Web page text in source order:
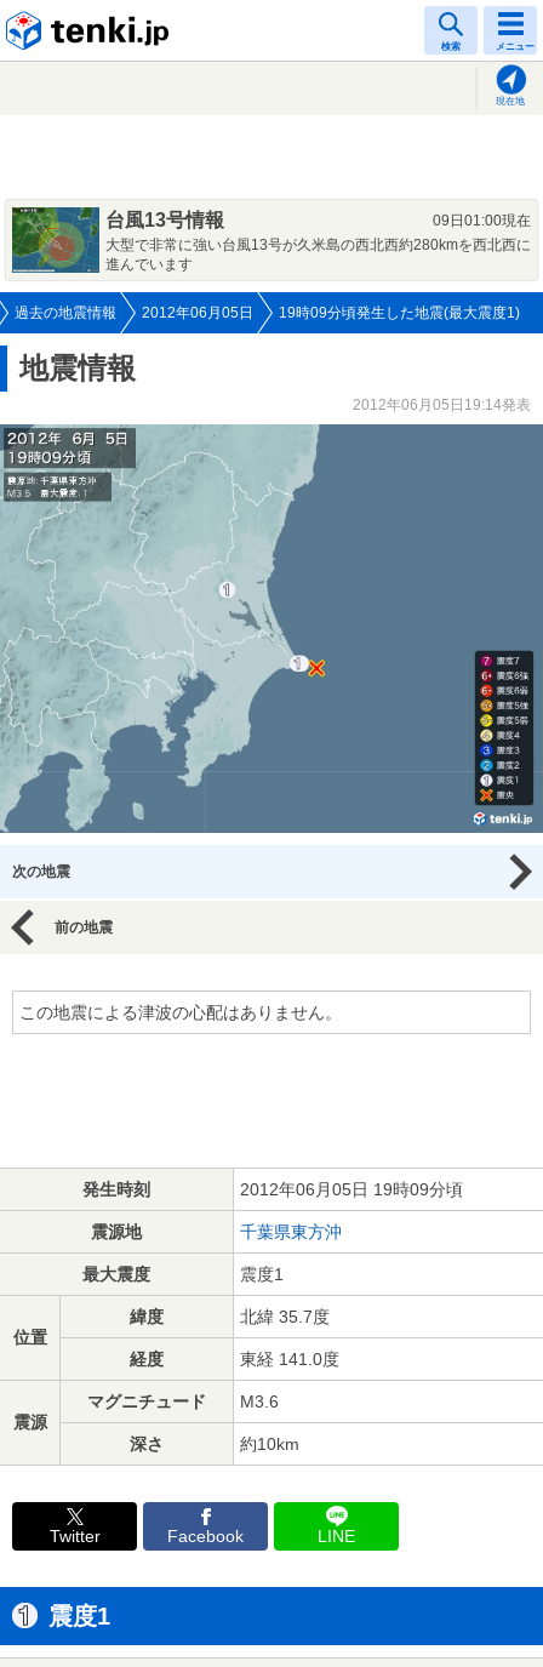
検索 メニュー
現在地
台風13号情報
09日01:00現在
大型で非常に強い台風13号が久米島の西北西約280kmを西北西に
進んでいます
過去の地震情報 2012年06月05日 19時09分頃発生した地震(最大震度1)
地震情報
2012年06月05日19:14発表
次の地震
前の地震
この地震による津波の心配はありません。
発生時刻 2012年06月05日 19時09分頃
震源地 千葉県東方沖
最大震度 震度1
位置
緯度 北緯 35.7度
経度 東経 141.0度
震源
マグニチュード M3.6
深さ 約10km
Twitter Facebook LINE
震度1